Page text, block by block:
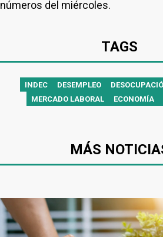
números del miércoles.
TAGS
INDEC DESEMPLEO
MERCADO LABORAL
ECONOMÍA
MÁS